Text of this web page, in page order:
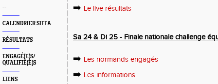
--
CALENDRIER SIFFA
RÉSULTATS
ENGAGÉ(E)S/
QUALIFIÉ(E)S
LIENS
➡️ Le live résultats
Sa 24 & Di 25 - Finale nationale challenge
➡️ Les normands engagés
➡️ Les informations